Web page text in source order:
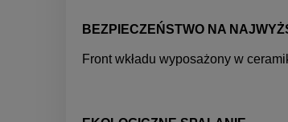
BEZPIECZEŃSTWO NA
Front wkładu wyposażony w